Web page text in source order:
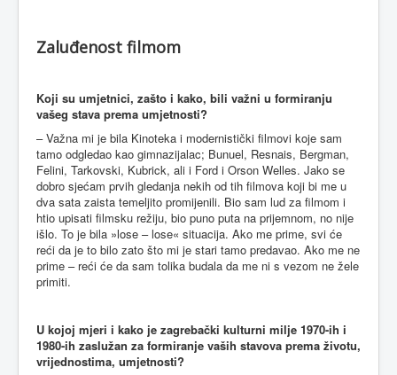
Zaluđenost filmom
Koji su umjetnici, zašto i kako, bili važni u formiranju
vašeg stava prema umjetnosti?
– Važna mi je bila Kinoteka i modernistički filmovi koje sam
tamo odgledao kao gimnazijalac; Bunuel, Resnais, Bergman,
Felini, Tarkovski, Kubrick, ali i Ford i Orson Welles. Jako se
dobro sjećam prvih gledanja nekih od tih filmova koji bi me u
dva sata zaista temeljito promijenili. Bio sam lud za filmom i
htio upisati filmsku režiju, bio puno puta na prijemnom, no nije
išlo. To je bila »lose – lose« situacija. Ako me prime, svi će
reći da je to bilo zato što mi je stari tamo predavao. Ako me ne
prime – reći će da sam tolika budala da me ni s vezom ne žele
primiti.
U kojoj mjeri i kako je zagrebački kulturni milje 1970-ih i
1980-ih zaslužan za formiranje vaših stavova prema životu,
vrijednostima, umjetnosti?